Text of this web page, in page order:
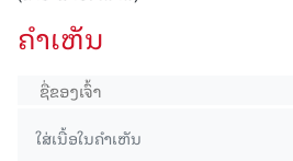
ຄໍາເຫັນ